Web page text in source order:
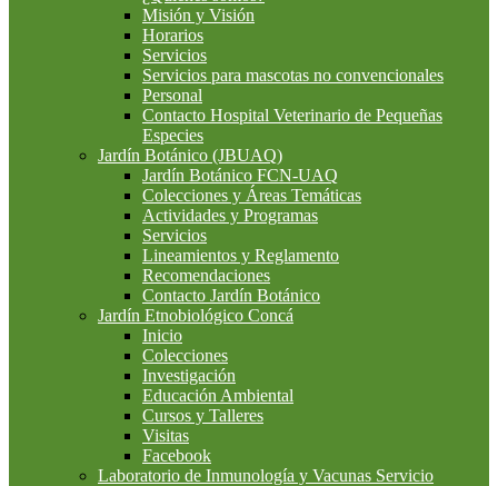
Misión y Visión
Horarios
Servicios
Servicios para mascotas no convencionales
Personal
Contacto Hospital Veterinario de Pequeñas
Especies
Jardín Botánico (JBUAQ)
Jardín Botánico FCN-UAQ
Colecciones y Áreas Temáticas
Actividades y Programas
Servicios
Lineamientos y Reglamento
Recomendaciones
Contacto Jardín Botánico
Jardín Etnobiológico Concá
Inicio
Colecciones
Investigación
Educación Ambiental
Cursos y Talleres
Visitas
Facebook
Laboratorio de Inmunología y Vacunas Servicio